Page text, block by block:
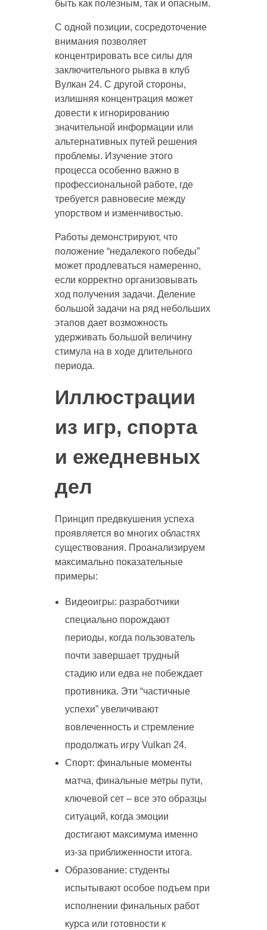
быть как полезным, так и опасным.
С одной позиции, сосредоточение
внимания позволяет
концентрировать все силы для
заключительного рывка в клуб
Вулкан 24. С другой стороны,
излишняя концентрация может
довести к игнорированию
значительной информации или
альтернативных путей решения
проблемы. Изучение этого
процесса особенно важно в
профессиональной работе, где
требуется равновесие между
упорством и изменчивостью.
Работы демонстрируют, что
положение “недалекого победы”
может продлеваться намеренно,
если корректно организовывать
ход получения задачи. Деление
большой задачи на ряд небольших
этапов дает возможность
удерживать большой величину
стимула на в ходе длительного
периода.
Иллюстрации
из игр, спорта
и ежедневных
дел
Принцип предвкушения успеха
проявляется во многих областях
существования. Проанализируем
максимально показательные
примеры:
Видеоигры: разработчики
специально порождают
периоды, когда пользователь
почти завершает трудный
стадию или едва не побеждает
противника. Эти “частичные
успехи” увеличивают
вовлеченность и стремление
продолжать игру Vulkan 24.
Спорт: финальные моменты
матча, финальные метры пути,
ключевой сет – все это образцы
ситуаций, когда эмоции
достигают максимума именно
из-за приближенности итога.
Образование: студенты
испытывают особое подъем при
исполнении финальных работ
курса или готовности к